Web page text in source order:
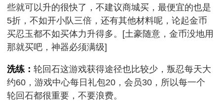
些就可以升的很快了，不建议商城买，最便宜的也是
5折，不如开小队三倍，还有其他材料呢，论起金币
买忍玉都不如买体力升得多。[土豪随意，金币没地用
那就买吧，神器必须满级]
洗练：轮回石这游戏获得途径也比较少，叛忍每天大
约60，游戏中心每日礼包20，会员30，所以每一个
轮回石都很重要，不要浪费。